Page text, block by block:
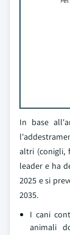
In base
altri (conigli,
leader e ha
2025 e si
2035.
I cani
animali